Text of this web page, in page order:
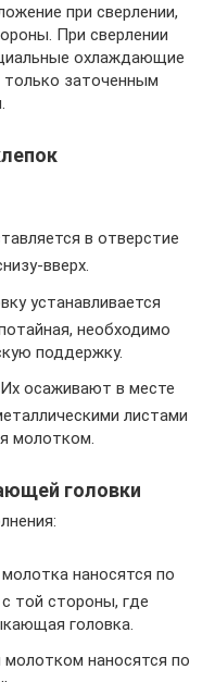
при сверлении,
При сверлении
охлаждающие
заточенным
в отверстие
вверх.
устанавливается
необходимо
поддержку.
осаживают в месте
листами
молотком.
головки
наносятся по
той стороны, где
головка.
наносятся по